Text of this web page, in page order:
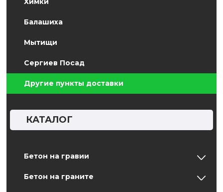
Балашиха
Мытищи
Сергиев Посад
Другие пункты доставки
КАТАЛОГ
Бетон на гравии
Бетон на граните